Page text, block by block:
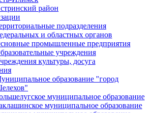
район
подразделения
и областных органов
промышленные предприятия
учреждения
культуры, досуга
образование "город
муниципальное образование
муниципальное образование